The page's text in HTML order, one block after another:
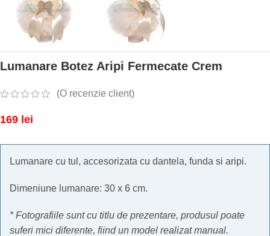
Lumanare Botez Aripi Fermecate Crem
(O recenzie client)
169 lei
Lumanare cu tul, accesorizata cu dantela, funda si aripi.
Dimeniune lumanare: 30 x 6 cm.
* Fotografiile sunt cu titlu de prezentare, produsul poate
suferi mici diferente, fiind un model realizat manual.